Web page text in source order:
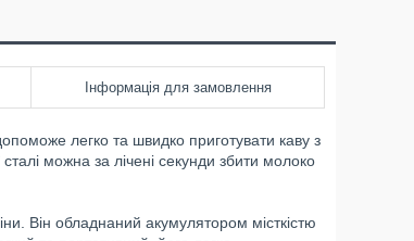
Інформація для замовлення
легко та швидко приготувати каву з
можна за лічені секунди збити молоко
Він обладнаний акумулятором місткістю